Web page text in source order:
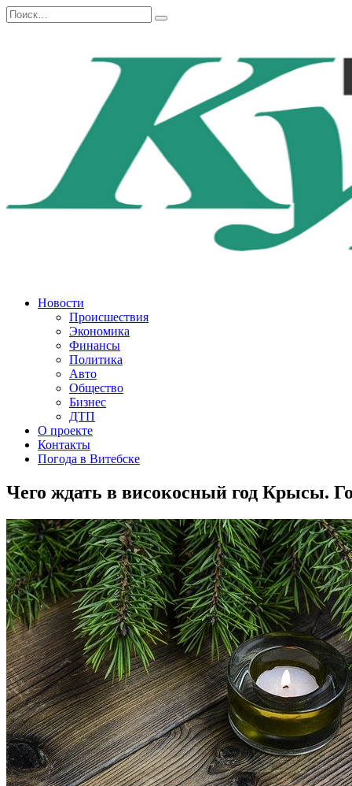
Перейти
к
Search
for:
Новости
Происшествия
Экономика
Финансы
Политика
Авто
Общество
Бизнес
ДТП
О проекте
Контакты
Погода в Витебске
Чего ждать в високосный год Крысы.